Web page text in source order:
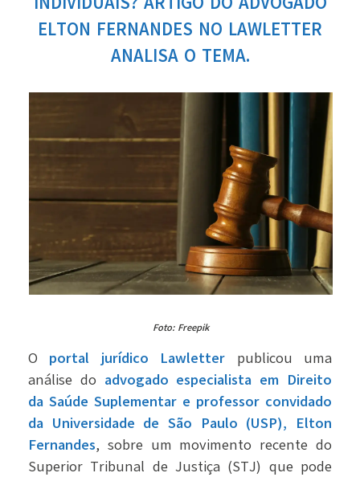
ELTON FERNANDES NO LAWLETTER
ANALISA O TEMA.
Foto: Freepik
O portal jurídico Lawletter publicou uma
análise do advogado especialista em Direito
da Saúde Suplementar e professor convidado
da Universidade de São Paulo (USP), Elton
Fernandes, sobre um movimento recente do
Superior Tribunal de Justiça (STJ) que pode